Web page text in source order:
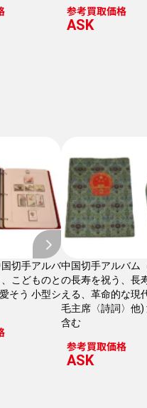
参考買取価格
ASK
切手アルバ
こどものと
そう 小型シ
中国切手アルバム
の長寿を祝う、長
える、革命的な現
毛主席〈詩詞〉他)
含む
参考買取価格
ASK